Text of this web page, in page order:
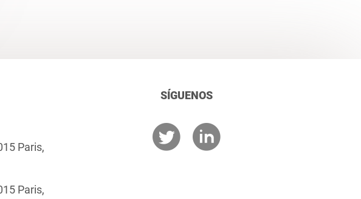
Paris,
Paris,
SÍGUENOS